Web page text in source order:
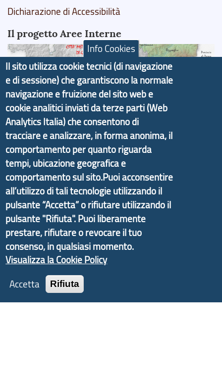
Dichiarazione di Accessibilità
Il progetto Aree Interne
Il portale di marketing territoriale e sviluppo locale
di Genova Città Metropolitana si è sviluppato a
partire dal progetto nazionale Aree Interne
promosso dal Dipartimento per lo Sviluppo
Economico e finalizzato al rilancio socio-economico
delle valli dell’entroterra. In particolare fornisce
informazioni ed aggiornamenti sullaStrategia
d'Area Antola-Tigullio, in collaborazione con Regione
Liguria ed ANCI Liguria.
Copyright © 2017 Città metropolitana di Genova |
CF: 80007350103
Tecnologie e Accessibilità
Info Cookies
Il sito utilizza cookie tecnici (di navigazione
e di sessione) che garantiscono la normale
navigazione e fruizione del sito web e
cookie analitici inviati da terze parti (Web
Analytics Italia) che consentono di
tracciare e analizzare, in forma anonima, il
comportamento per quanto riguarda
tempi, ubicazione geografica e
comportamento sul sito.Puoi acconsentire
all’utilizzo di tali tecnologie utilizzando il
pulsante “Accetta” o rifiutare utilizzando il
pulsante "Rifiuta". Puoi liberamente
prestare, rifiutare o revocare il tuo
consenso, in qualsiasi momento.
Visualizza la Cookie Policy
Accetta
Rifiuta